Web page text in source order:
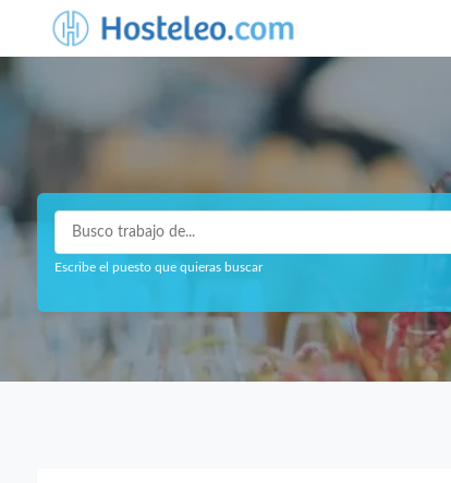
Escribe el puesto que quieras buscar